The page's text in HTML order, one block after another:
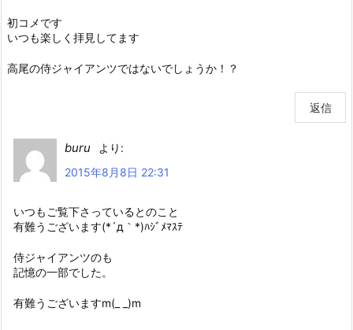
初コメです
いつも楽しく拝見してます
高尾の侍ジャイアンツではないでしょうか！？
返信
buru
より:
2015年8月8日 22:31
いつもご覧下さっているとのこと
有難うございます(*´д｀*)ﾊｼﾞﾒﾏｽﾃ
侍ジャイアンツのも
記憶の一部でした。
有難うございますm(_ _)m